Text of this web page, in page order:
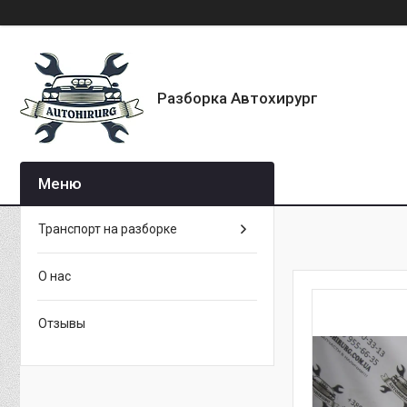
Разборка Автохирург
Транспорт на разборке
О нас
Отзывы